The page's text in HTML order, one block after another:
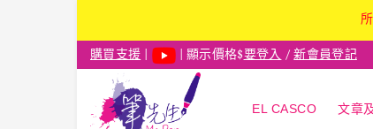
購買支援 | 顯示價格$要登入 /新會員登記
EL CASCO 文章